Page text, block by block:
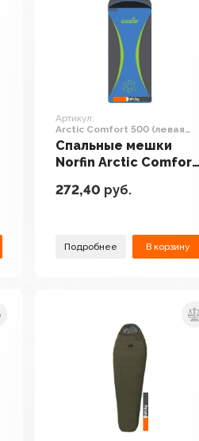
Артикул:
Arctic Comfort 500 (левая
молния)
Спальные мешки
Norfin Arctic Comfort
272,40 руб.
Подробнее В корзину